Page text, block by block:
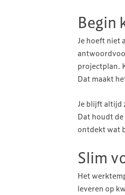
Begin
Je hoeft niet
projectplan.
Dat maakt
Je blijft altijd
Dat houdt de
ontdekt wat
Slim
Het
leveren op